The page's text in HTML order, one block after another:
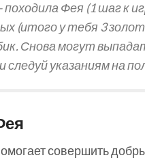
походила Фея (1 шаг к
(итого у тебя 3
Снова могут
следуй указаниям на
совершить